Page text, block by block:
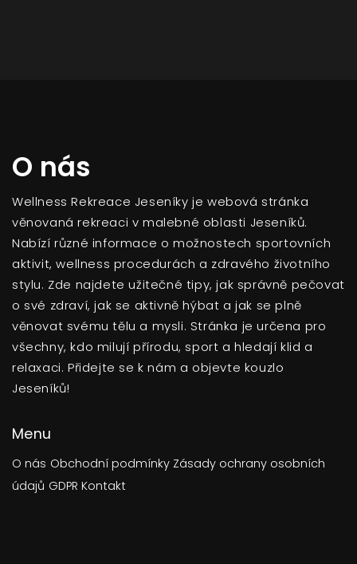
O nás
Wellness Rekreace Jeseníky je webová stránka
věnovaná rekreaci v malebné oblasti Jeseníků.
Nabízí různé informace o možnostech sportovních
aktivit, wellness procedurách a zdravého životního
stylu. Zde najdete užitečné tipy, jak správně pečovat
o své zdraví, jak se aktivně hýbat a jak se plně
věnovat svému tělu a mysli. Stránka je určena pro
všechny, kdo milují přírodu, sport a hledají klid a
relaxaci. Přidejte se k nám a objevte kouzlo
Jeseníků!
Menu
O nás Obchodní podmínky Zásady ochrany osobních
údajů GDPR Kontakt